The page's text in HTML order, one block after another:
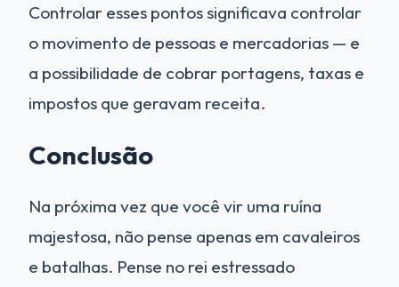
Controlar esses pontos significava controlar
o movimento de pessoas e mercadorias — e
a possibilidade de cobrar portagens, taxas e
impostos que geravam receita.
Conclusão
Na próxima vez que você vir uma ruína
majestosa, não pense apenas em cavaleiros
e batalhas. Pense no rei estressado